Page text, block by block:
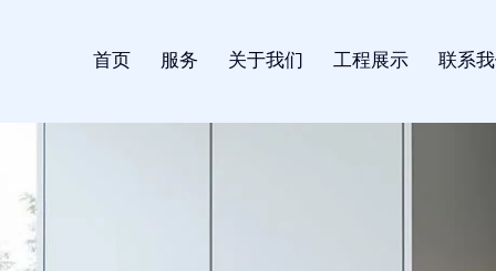
首页 服务 关于我们 工程展示 联系